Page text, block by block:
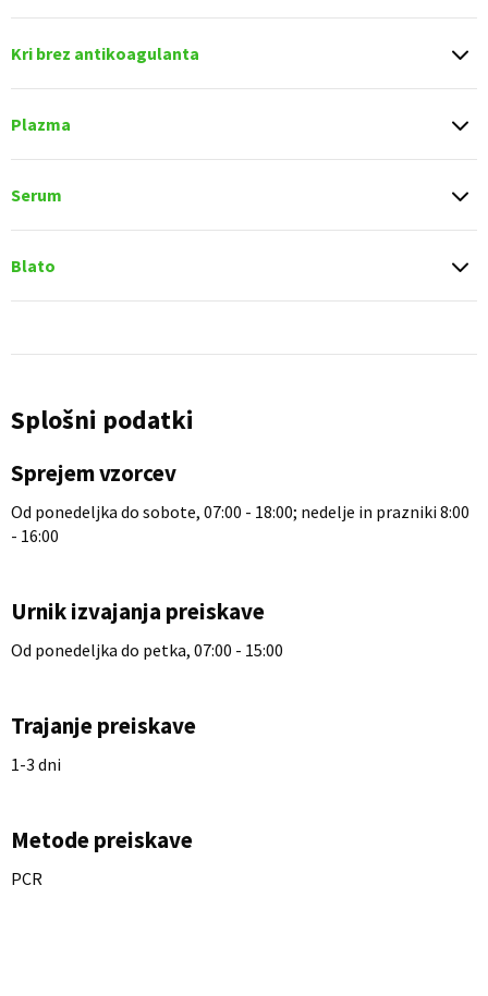
Kri brez antikoagulanta
Plazma
Serum
Blato
Splošni podatki
Sprejem vzorcev
Od ponedeljka do sobote, 07:00 - 18:00; nedelje in prazniki 8:00
- 16:00
Urnik izvajanja preiskave
Od ponedeljka do petka, 07:00 - 15:00
Trajanje preiskave
1-3 dni
Metode preiskave
PCR